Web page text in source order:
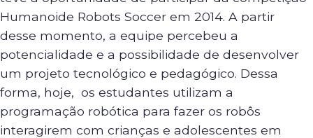
Humanoide Robots Soccer em 2014. A partir
desse momento, a equipe percebeu a
potencialidade e a possibilidade de desenvolver
um projeto tecnológico e pedagógico. Dessa
forma, hoje, os estudantes utilizam a
programação robótica para fazer os robôs
interagirem com crianças e adolescentes em